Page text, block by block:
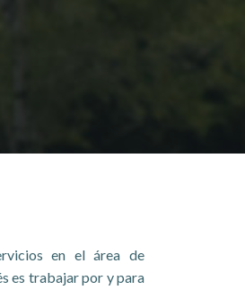
en el área de
es trabajar por y para